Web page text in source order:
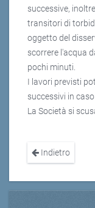
successive,
transitori di
oggetto del
scorrere l'acqua
pochi minuti.
I lavori previsti
successivi in
La Società si
Indietro